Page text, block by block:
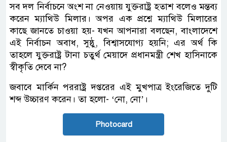
সব দল নির্বাচনে অংশ না নেওয়ায় যুক্তরাষ্ট্র হতাশ বলেও মন্তব্য
করেন ম্যাথিউ মিলার। অপর এক প্রশ্নে ম্যাথিউ মিলারের
কাছে জানতে চাওয়া হয়- যখন আপনারা বলছেন, বাংলাদেশে
এই নির্বাচন অবাধ, সুষ্ঠু, বিশ্বাসযোগ্য হয়নি; এর অর্থ কি
তাহলে যুক্তরাষ্ট্র টানা চতুর্থ মেয়াদে প্রধানমন্ত্রী শেখ হাসিনাকে
স্বীকৃতি দেবে না?
জবাবে মার্কিন পররাষ্ট্র দপ্তরের এই মুখপাত্র ইংরেজিতে দুটি
শব্দ উচ্চারণ করেন। তা হলো- ‘নো, নো’।
Photocard